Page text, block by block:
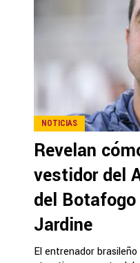
NOTICIAS
Revelan
vestidor del
del Botafogo
Jardine
El entrenador